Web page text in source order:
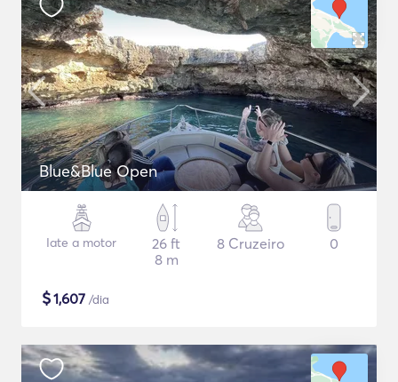
Blue&Blue Open
Iate a motor
26 ft
8 m
8 Cruzeiro 0
$1,607 /dia